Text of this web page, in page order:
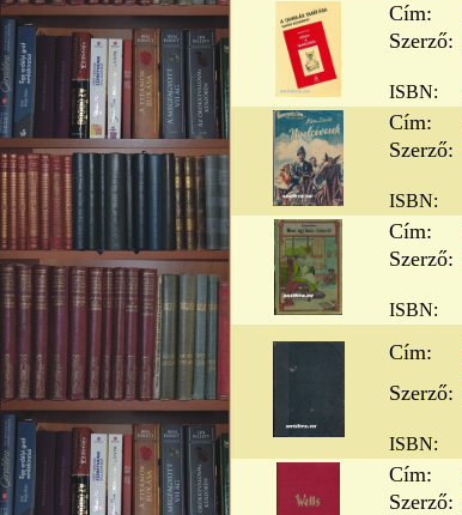
Cím:
Szerző:
ISBN:
Cím:
Szerző:
ISBN:
Cím:
Szerző:
ISBN:
Cím:
Szerző:
ISBN:
Cím:
Szerző: